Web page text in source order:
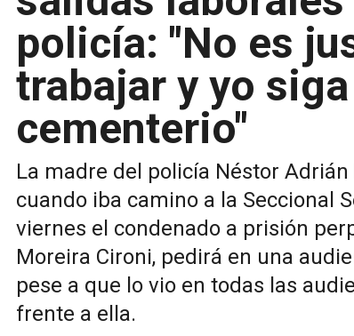
policía: "No es
trabajar y yo
cementerio"
La madre del policía Néstor
cuando iba camino a la Seccional
viernes el condenado a prisión
Moreira Cironi, pedirá en una
pese a que lo vio en todas las
frente a ella.